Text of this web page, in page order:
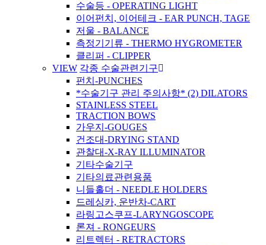
수술등 - OPERATING LIGHT
이어펀치, 이어테크 - EAR PUNCH, TAGE
저울 - BALANCE
측정기기류 - THERMO HYGROMETER
클리퍼 - CLIPPER
VIEW 각종 수술관련기구
펀치-PUNCHES
*수술기구 관리 주의사항* (2) DILATORS
STAINLESS STEEL
TRACTION BOWS
가우지-GOUGES
건조대-DRYING STAND
관찰대-X-RAY ILLUMINATOR
기타수술기구
기타의료관련용품
니들홀더 - NEEDLE HOLDERS
드레싱카, 운반차-CART
라링고스쿠프-LARYNGOSCOPE
론져 - RONGEURS
리트렉터 - RETRACTORS